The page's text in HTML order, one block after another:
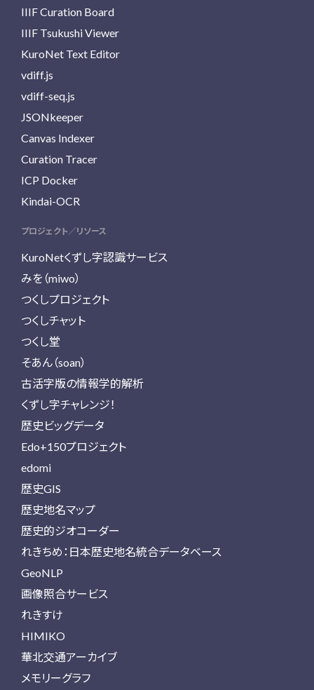
IIIF Curation Board
IIIF Tsukushi Viewer
KuroNet Text Editor
vdiff.js
vdiff-seq.js
JSONkeeper
Canvas Indexer
Curation Tracer
ICP Docker
Kindai-OCR
プロジェクト／リソース
KuroNetくずし字認識サービス
みを（miwo）
つくしプロジェクト
つくしチャット
つくし堂
そあん（soan）
古活字版の情報学的解析
くずし字チャレンジ！
歴史ビッグデータ
Edo+150プロジェクト
edomi
歴史GIS
歴史地名マップ
歴史的ジオコーダー
れきちめ：日本歴史地名統合データベース
GeoNLP
画像照合サービス
れきすけ
HIMIKO
華北交通アーカイブ
メモリーグラフ